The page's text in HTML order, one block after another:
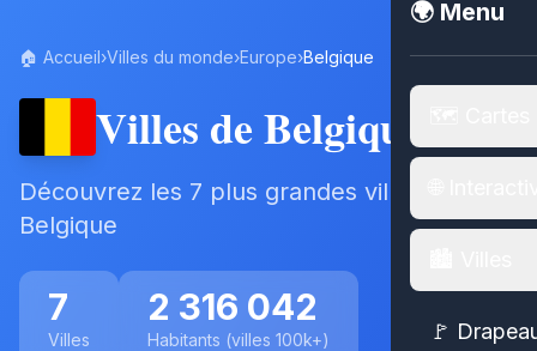
🌍 Menu
🚩
🏠 Accueil›Villes du monde›Europe›Belgique
Villes de Belgique
Découvrez les 7 plus grandes villes de
Belgique
7
Villes
2 316 042
Habitants (villes 100k+)